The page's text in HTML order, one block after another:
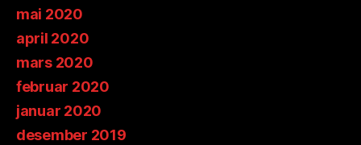
mai 2020
april 2020
mars 2020
februar 2020
januar 2020
desember 2019